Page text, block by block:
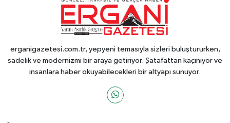
erganigazetesi.com.tr, yepyeni temasıyla sizleri buluştururken,
sadelik ve modernizmi bir araya getiriyor. Şatafattan kaçınıyor ve
insanlara haber okuyabilecekleri bir altyapı sunuyor.